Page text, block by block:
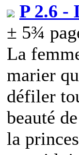
P 2.6 -
± 5¾
La
marier
défiler
beauté
la